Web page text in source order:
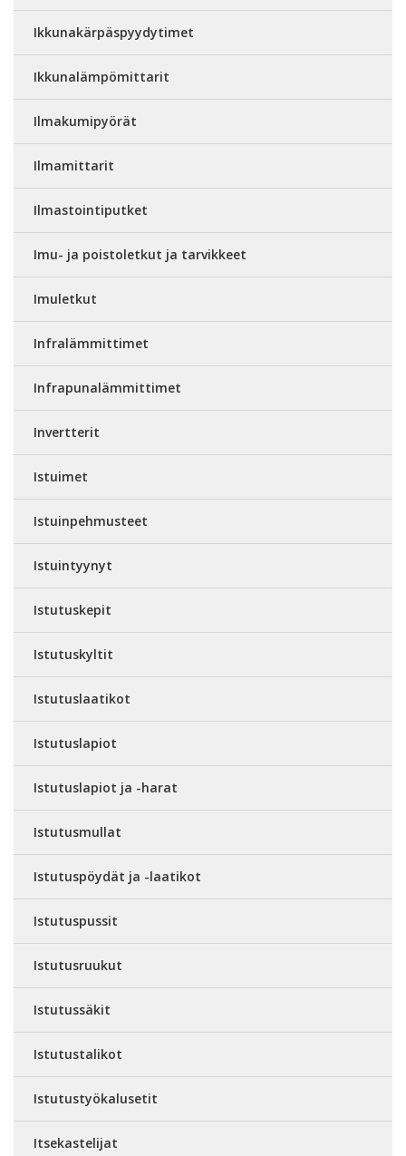
Ikkunakärpäspyydytimet
Ikkunalämpömittarit
Ilmakumipyörät
Ilmamittarit
Ilmastointiputket
Imu- ja poistoletkut ja tarvikkeet
Imuletkut
Infralämmittimet
Infrapunalämmittimet
Invertterit
Istuimet
Istuinpehmusteet
Istuintyynyt
Istutuskepit
Istutuskyltit
Istutuslaatikot
Istutuslapiot
Istutuslapiot ja -harat
Istutusmullat
Istutuspöydät ja -laatikot
Istutuspussit
Istutusruukut
Istutussäkit
Istutustalikot
Istutustyökalusetit
Itsekastelijat